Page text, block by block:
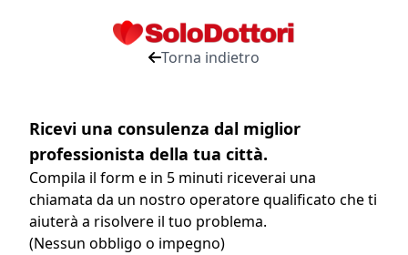
Torna indietro
Ricevi una consulenza dal miglior
professionista della tua città.
Compila il form e in 5 minuti riceverai una
chiamata da un nostro operatore qualificato che ti
aiuterà a risolvere il tuo problema.
(Nessun obbligo o impegno)